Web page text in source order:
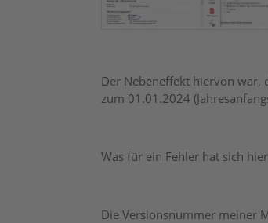
Der Nebeneffekt hiervon war,
zum 01.01.2024
Was für ein Fehler hat sich
Die Versionsnummer meiner